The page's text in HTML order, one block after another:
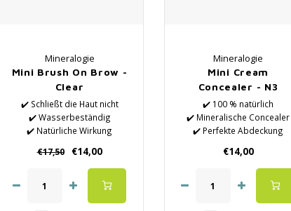
Mineralogie
Mini Brush On Brow -
Clear
✔️ Schließt die Haut nicht
✔️ Wasserbeständig
✔️ Natürliche Wirkung
€17,50 €14,00
Mineralogie
Mini Cream
Concealer - N3
✔️ 100 % natürlich
✔️ Mineralische Concealer
✔️ Perfekte Abdeckung
✔️ Frei von Parabenen und
✔️ Rein und hautverbessernd
€14,00